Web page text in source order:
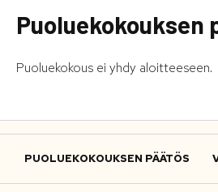
Puoluekokouksen
Puoluekokous ei yhdy aloitteeseen.
PUOLUEKOKOUKSEN PÄÄTÖS